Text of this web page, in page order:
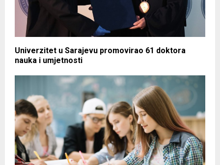
Univerzitet u Sarajevu promovirao 61 doktora
nauka i umjetnosti